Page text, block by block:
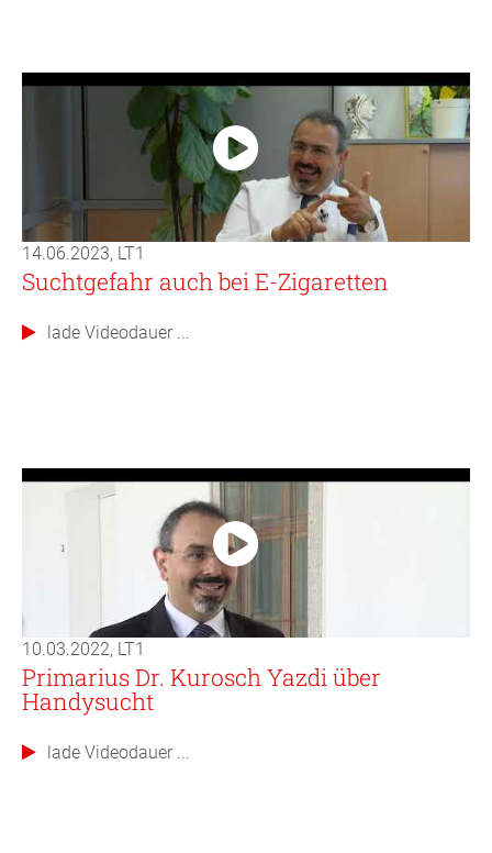
14.06.2023, LT1
Suchtgefahr auch bei E-Zigaretten
lade Videodauer ...
10.03.2022, LT1
Primarius Dr. Kurosch Yazdi über
Handysucht
lade Videodauer ...